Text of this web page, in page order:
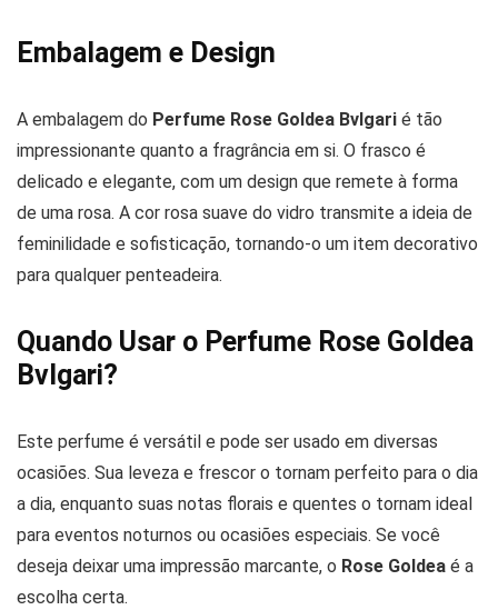
Embalagem e Design
A embalagem do Perfume Rose Goldea Bvlgari é tão
impressionante quanto a fragrância em si. O frasco é
delicado e elegante, com um design que remete à forma
de uma rosa. A cor rosa suave do vidro transmite a ideia de
feminilidade e sofisticação, tornando-o um item decorativo
para qualquer penteadeira.
Quando Usar o Perfume Rose Goldea
Bvlgari?
Este perfume é versátil e pode ser usado em diversas
ocasiões. Sua leveza e frescor o tornam perfeito para o dia
a dia, enquanto suas notas florais e quentes o tornam ideal
para eventos noturnos ou ocasiões especiais. Se você
deseja deixar uma impressão marcante, o Rose Goldea é a
escolha certa.